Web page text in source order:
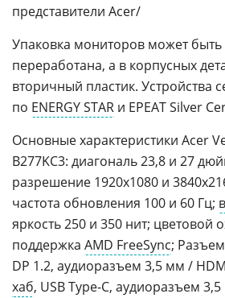
представители Acer/
Упаковка мониторов может
переработана, а в корпусных
вторичный пластик. Устройства
по ENERGY STAR и EPEAT Silver
Основные характеристики Acer
B277KC3: диагональ 23,8 и 27
разрешение 1920x1080 и
частота обновления 100 и 60 Гц;
яркость 250 и 350 нит; цветовой
поддержка AMD FreeSync;
DP 1.2, аудиоразъем 3,5 мм /
хаб, USB Type-C, аудиоразъем